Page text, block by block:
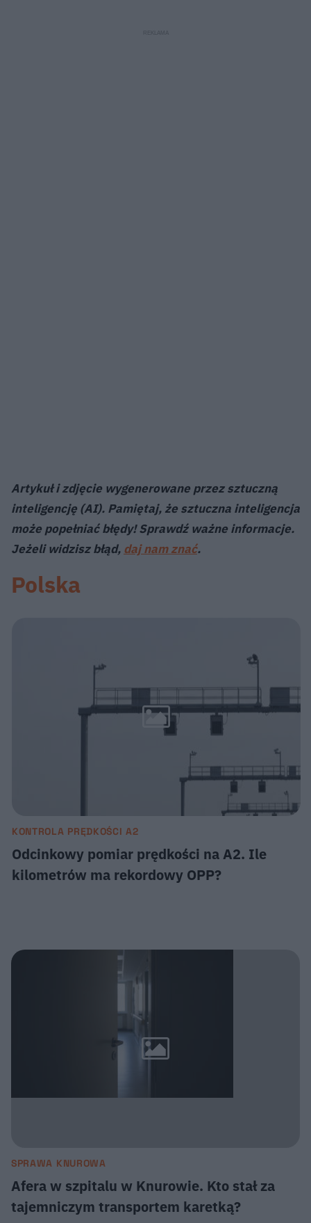
Artykuł i zdjęcie wygenerowane przez sztuczną
inteligencję (AI). Pamiętaj, że sztuczna inteligencja
może popełniać błędy! Sprawdź ważne informacje.
Jeżeli widzisz błąd, daj nam znać.
Polska
KONTROLA PRĘDKOŚCI A2
Odcinkowy pomiar prędkości na A2. Ile
kilometrów ma rekordowy OPP?
SPRAWA KNUROWA
Afera w szpitalu w Knurowie. Kto stał za
tajemniczym transportem karetką?